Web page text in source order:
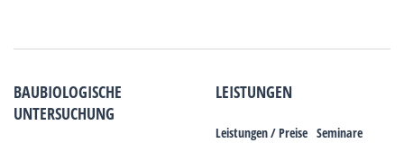
BAUBIOLOGISCHE
UNTERSUCHUNG
LEISTUNGEN
Leistungen / Preise Seminare